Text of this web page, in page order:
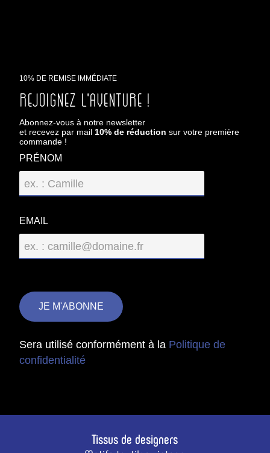
10% DE REMISE IMMÉDIATE
Rejoignez l'aventure !
Abonnez-vous à notre newsletter
et recevez par mail 10% de réduction sur votre première
commande !
PRÉNOM
EMAIL
Sera utilisé conformément à la Politique de
confidentialité
Tissus de designers